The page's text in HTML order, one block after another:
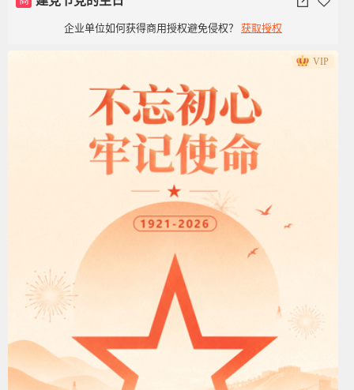
企业单位如何获得商用授权避免侵权？ 获取授权
VIP